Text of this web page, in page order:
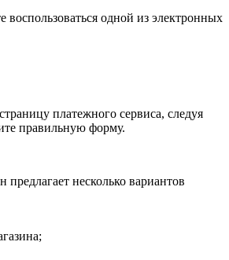
одной из электронных
платежного сервиса, следуя
правильную форму.
несколько вариантов